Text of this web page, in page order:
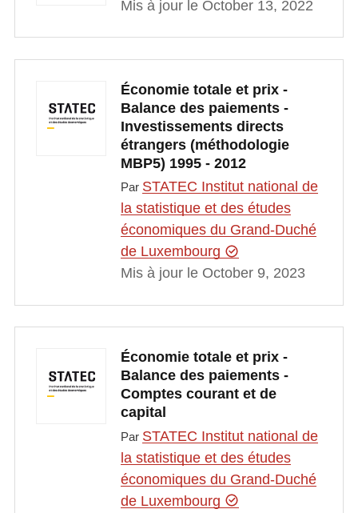
Mis à jour le October 13, 2022
Économie totale et prix -
Balance des paiements -
Investissements directs
étrangers (méthodologie
MBP5) 1995 - 2012
Par STATEC Institut national de
la statistique et des études
économiques du Grand-Duché
de Luxembourg
Mis à jour le October 9, 2023
Économie totale et prix -
Balance des paiements -
Comptes courant et de
capital
Par STATEC Institut national de
la statistique et des études
économiques du Grand-Duché
de Luxembourg